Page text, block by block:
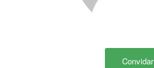
Convidar